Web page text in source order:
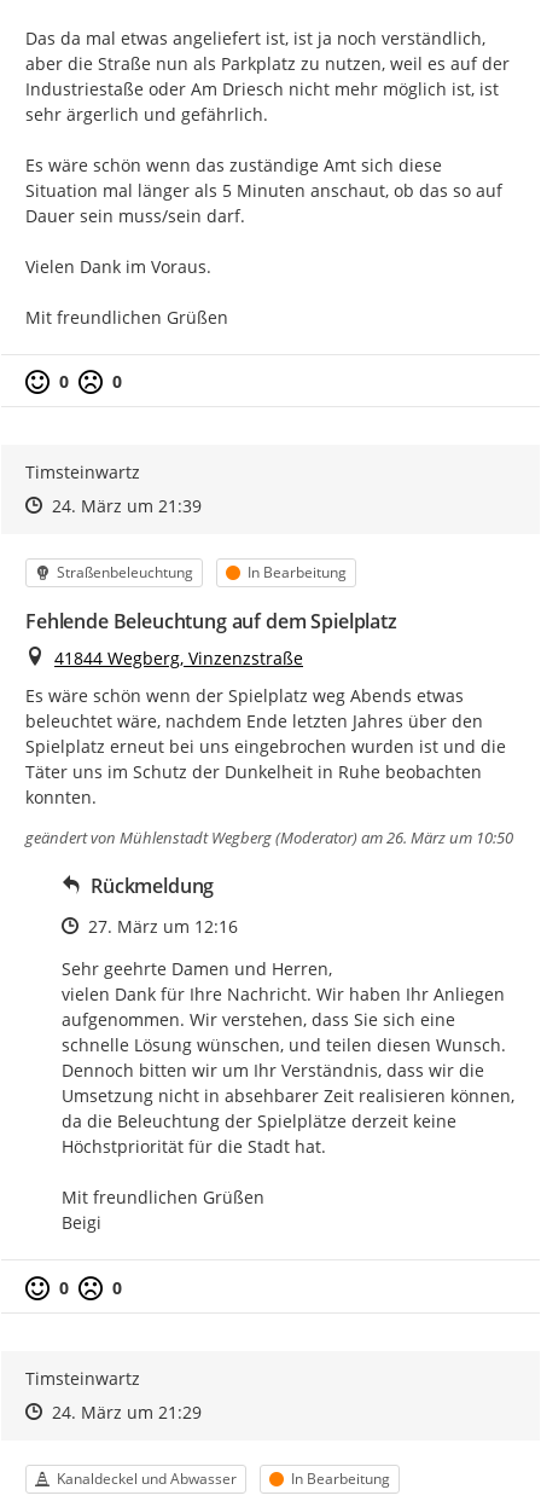
Das da mal etwas angeliefert ist, ist ja noch verständlich,
aber die Straße nun als Parkplatz zu nutzen, weil es auf der
Industriestaße oder Am Driesch nicht mehr möglich ist, ist
sehr ärgerlich und gefährlich.
Es wäre schön wenn das zuständige Amt sich diese
Situation mal länger als 5 Minuten anschaut, ob das so auf
Dauer sein muss/sein darf.
Vielen Dank im Voraus.
Mit freundlichen Grüßen
0 0
Timsteinwartz
Zeitpunkt des Erstellens
Zeitpunkt des Erstellens
24. März um 21:39Zur Äußerung
Kategorie
Straßenbeleuchtung Status
In Bearbeitung
Fehlende Beleuchtung auf dem Spielplatz
Ort
41844 Wegberg, Vinzenzstraße
Es wäre schön wenn der Spielplatz weg Abends etwas
beleuchtet wäre, nachdem Ende letzten Jahres über den
Spielplatz erneut bei uns eingebrochen wurden ist und die
Täter uns im Schutz der Dunkelheit in Ruhe beobachten
konnten.
geändert von Mühlenstadt Wegberg (Moderator)am 26. März um 10:50
Rückmeldung
Zeitpunkt des Erstellens
27. März um 12:16
Sehr geehrte Damen und Herren,
vielen Dank für Ihre Nachricht. Wir haben Ihr Anliegen
aufgenommen. Wir verstehen, dass Sie sich eine
schnelle Lösung wünschen, und teilen diesen Wunsch.
Dennoch bitten wir um Ihr Verständnis, dass wir die
Umsetzung nicht in absehbarer Zeit realisieren können,
da die Beleuchtung der Spielplätze derzeit keine
Höchstpriorität für die Stadt hat.
Mit freundlichen Grüßen
Beigi
0 0
Timsteinwartz
Zeitpunkt des Erstellens
Zeitpunkt des Erstellens
24. März um 21:29Zur Äußerung
Kategorie
Kanaldeckel und Abwasser Status
In Bearbeitung